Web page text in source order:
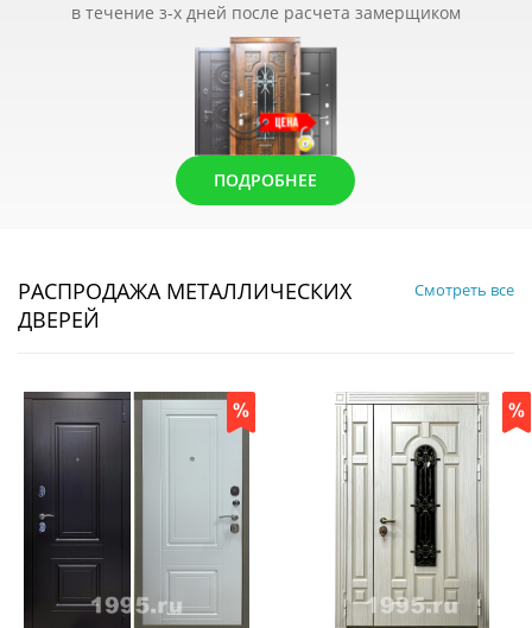
в течение з-х дней после расчета замерщиком
ПОДРОБНЕЕ
РАСПРОДАЖА МЕТАЛЛИЧЕСКИХ
ДВЕРЕЙ
Смотреть все